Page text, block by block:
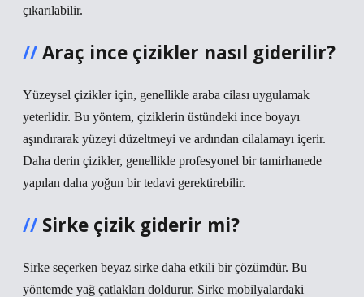
çıkarılabilir.
Araç ince çizikler nasıl giderilir?
Yüzeysel çizikler için, genellikle araba cilası uygulamak
yeterlidir. Bu yöntem, çiziklerin üstündeki ince boyayı
aşındırarak yüzeyi düzeltmeyi ve ardından cilalamayı içerir.
Daha derin çizikler, genellikle profesyonel bir tamirhanede
yapılan daha yoğun bir tedavi gerektirebilir.
Sirke çizik giderir mi?
Sirke seçerken beyaz sirke daha etkili bir çözümdür. Bu
yöntemde yağ çatlakları doldurur. Sirke mobilyalardaki